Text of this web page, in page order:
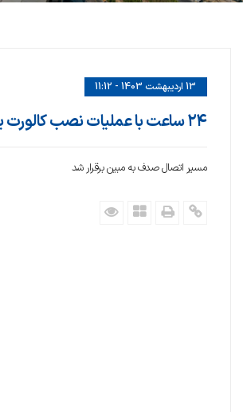
13 اردیبهشت 1403 - 11:12
۲۴ ساعت با عملیات نصب کالورت یوتیلیتی صدف
مسیر اتصال صدف به مبین برقرار شد